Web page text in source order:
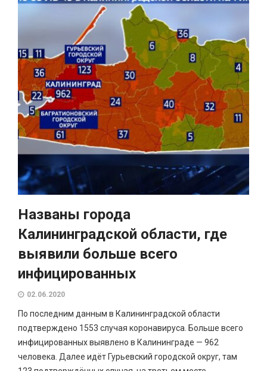
Названы города
Калининградской области, где
выявили больше всего
инфицированных
02.06.2020
По последним данным в Калининградской области
подтверждено 1553 случая коронавируса. Больше всего
инфицированных выявлено в Калининграде — 962
человека. Далее идёт Гурьевский городской округ, там